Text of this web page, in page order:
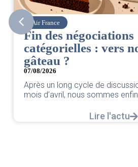
Air France
Fin des négociations
catégorielles : vers
gâteau ?
07/08/2026
Après un long cycle de
mois d’avril, nous sommes
Lire l'actu